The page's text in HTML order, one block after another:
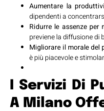
Aumentare la
dipendenti a
Ridurre le assenze per
previene la diffusione di
Migliorare il morale del
è più piacevole e
I Servizi Di
A Milano